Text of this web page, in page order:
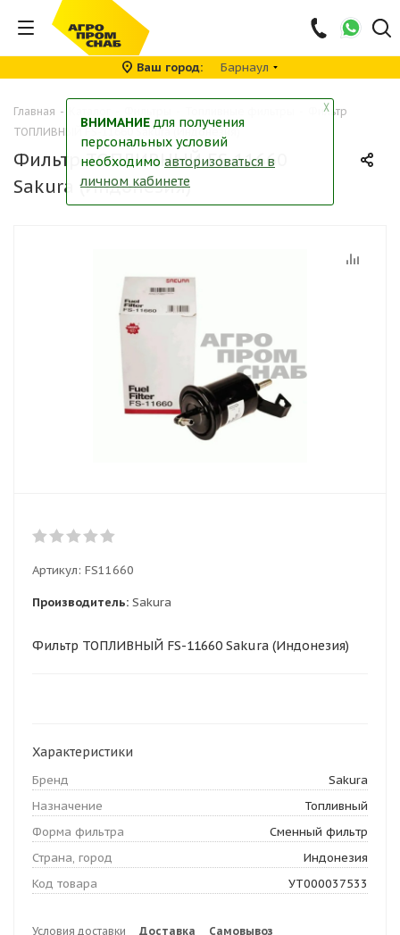
Ваш город Барнаул
Главная -
Фильтр
ТОПЛИВНЫЙ FS-11660 Sakura (Индонезия)
Фильтр ТОПЛИВНЫЙ FS-11660
Sakura (Индонезия)
Артикул: FS11660
Производитель: Sakura
Фильтр ТОПЛИВНЫЙ FS-11660 Sakura (Индонезия)
Характеристики
Бренд
Sakura
Назначение
Топливный
Форма фильтра
Сменный фильтр
Страна, город
Индонезия
Код товара
УТ000037533
Условия доставки Доставка Самовывоз
╳
ВНИМАНИЕ для получения
персональных условий
необходимо авторизоваться в
личном кабинете